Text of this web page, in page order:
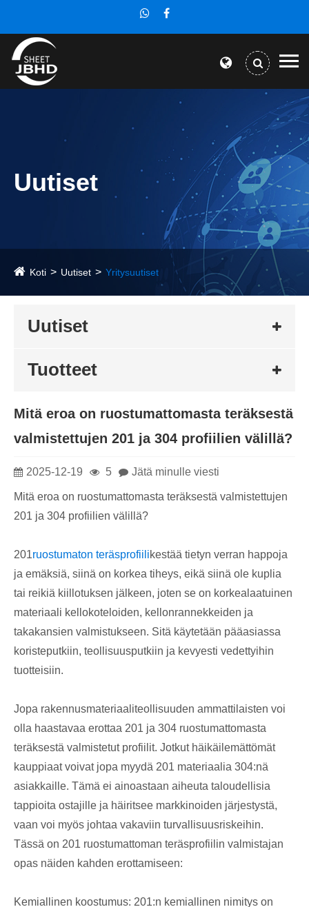
Uutiset
Koti Uutiset Yritysuutiset
Uutiset
Tuotteet
Mitä eroa on ruostumattomasta teräksestä
valmistettujen 201 ja 304 profiilien välillä?
2025-12-19 5 Jätä minulle viesti
Mitä eroa on ruostumattomasta teräksestä valmistettujen
201 ja 304 profiilien välillä?
201ruostumaton teräsprofiilikestää tietyn verran happoja
ja emäksiä, siinä on korkea tiheys, eikä siinä ole kuplia
tai reikiä kiillotuksen jälkeen, joten se on korkealaatuinen
materiaali kellokoteloiden, kellonrannekkeiden ja
takakansien valmistukseen. Sitä käytetään pääasiassa
koristeputkiin, teollisuusputkiin ja kevyesti vedettyihin
tuotteisiin.
Jopa rakennusmateriaaliteollisuuden ammattilaisten voi
olla haastavaa erottaa 201 ja 304 ruostumattomasta
teräksestä valmistetut profiilit. Jotkut häikäilemättömät
kauppiaat voivat jopa myydä 201 materiaalia 304:nä
asiakkaille. Tämä ei ainoastaan ​​aiheuta taloudellisia
tappioita ostajille ja häiritsee markkinoiden järjestystä,
vaan voi myös johtaa vakaviin turvallisuusriskeihin.
Tässä on 201 ruostumattoman teräsprofiilin valmistajan
opas näiden kahden erottamiseen:
Kemiallinen koostumus: 201:n kemiallinen nimitys on